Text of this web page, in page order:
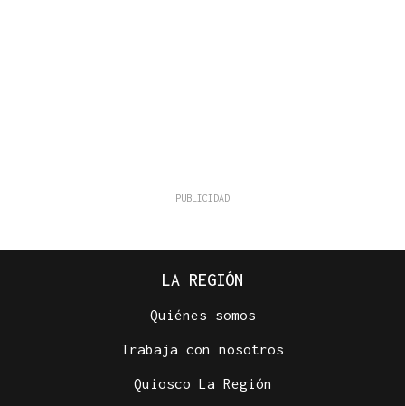
LA REGIÓN
Quiénes somos
Trabaja con nosotros
Quiosco La Región